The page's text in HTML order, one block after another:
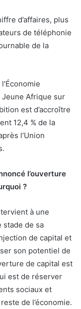
d’affaires, plus
de téléphonie
de la
Afrique sur
est d’accroître
12,4 % de la
l’Union
l’ouverture
?
à une
stade de sa
de capital et
son potentiel de
de capital est
est de réserver
sociaux et
de l’économie.